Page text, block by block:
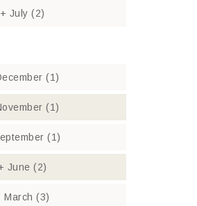
+ July (2)
(1)
(1)
(1)
June (2)
March(3)